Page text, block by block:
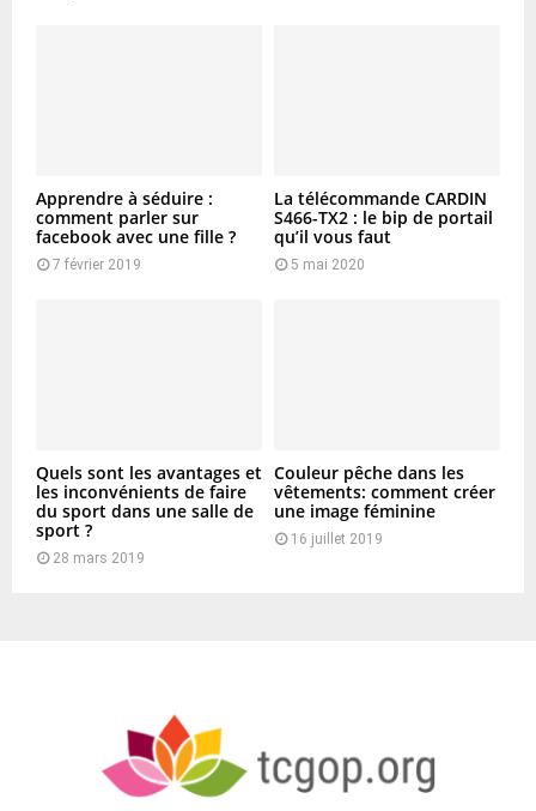
Apprendre à séduire :
comment parler sur
facebook avec une fille ?
7 février 2019
La télécommande CARDIN
S466-TX2 : le bip de portail
qu’il vous faut
5 mai 2020
Quels sont les avantages et
les inconvénients de faire
du sport dans une salle de
sport ?
28 mars 2019
Couleur pêche dans les
vêtements: comment créer
une image féminine
16 juillet 2019